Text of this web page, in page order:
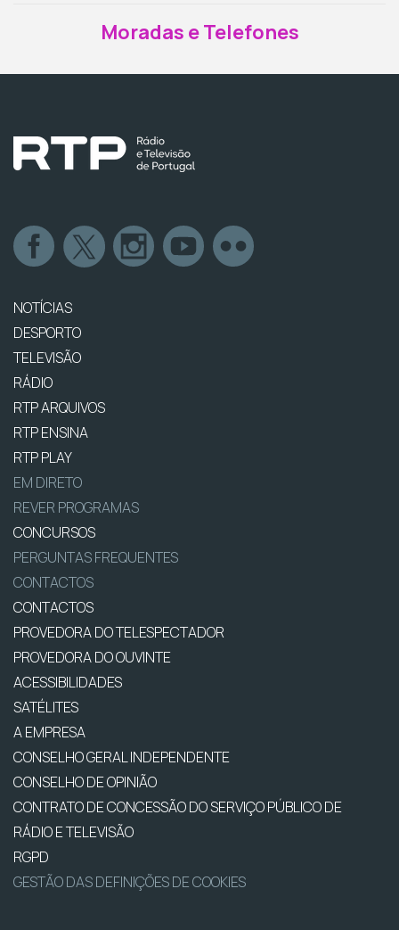
Moradas e Telefones
NOTÍCIAS
DESPORTO
TELEVISÃO
RÁDIO
RTP ARQUIVOS
RTP ENSINA
RTP PLAY
EM DIRETO
REVER PROGRAMAS
CONCURSOS
PERGUNTAS FREQUENTES
CONTACTOS
CONTACTOS
PROVEDORA DO TELESPECTADOR
PROVEDORA DO OUVINTE
ACESSIBILIDADES
SATÉLITES
A EMPRESA
CONSELHO GERAL INDEPENDENTE
CONSELHO DE OPINIÃO
CONTRATO DE CONCESSÃO DO SERVIÇO PÚBLICO DE
RÁDIO E TELEVISÃO
RGPD
GESTÃO DAS DEFINIÇÕES DE COOKIES